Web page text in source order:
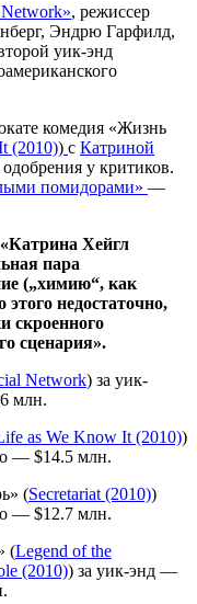
, режиссер
Эндрю Гарфилд,
уик-энд
комедия «Жизнь
(2010)) с Катриной
у критиков.
помидорами» —
Хейгл
пара
(„химию“, как
недостаточно,
скроенного
сценария».
Network) за уик-
млн.
as We Know It (2010))
— $14.5 млн.
(Secretariat (2010))
— $12.7 млн.
(Legend of the
(2010)) за уик-энд —